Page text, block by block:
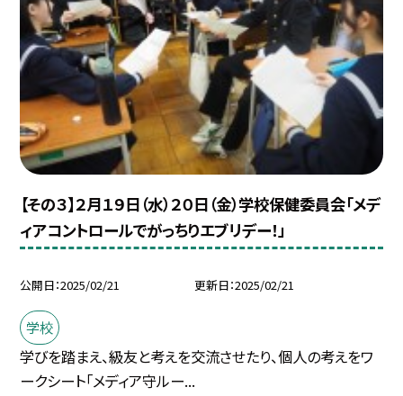
【その３】２月１９日（水）２０日（金）学校保健委員会「メデ
ィアコントロールでがっちりエブリデー！」
公開日 2025/02/21 更新日 2025/02/21
学校
学びを踏まえ、級友と考えを交流させたり、個人の考えをワ
ークシート「メディア守ルー...